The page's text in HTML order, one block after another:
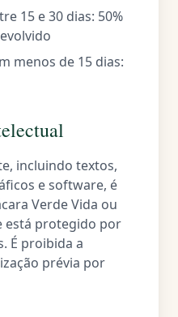
15 e 30 dias: 50%
menos de 15 dias:
incluindo textos,
e software, é
Verde Vida ou
está protegido por
É proibida a
prévia por